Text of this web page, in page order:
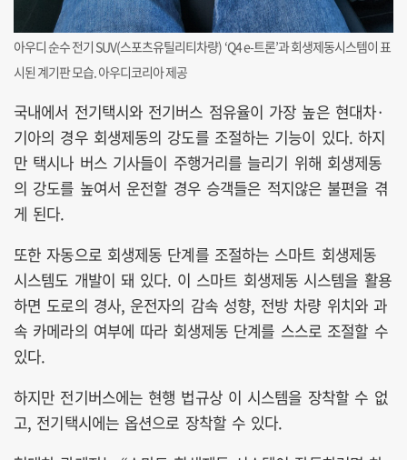
아우디 순수 전기 SUV(스포츠유틸리티차량) ‘Q4 e-트론’과 회생제동시스템이 표
시된 계기판 모습. 아우디코리아 제공
국내에서 전기택시와 전기버스 점유율이 가장 높은 현대차·
기아의 경우 회생제동의 강도를 조절하는 기능이 있다. 하지
만 택시나 버스 기사들이 주행거리를 늘리기 위해 회생제동
의 강도를 높여서 운전할 경우 승객들은 적지않은 불편을 겪
게 된다.
또한 자동으로 회생제동 단계를 조절하는 스마트 회생제동
시스템도 개발이 돼 있다. 이 스마트 회생제동 시스템을 활용
하면 도로의 경사, 운전자의 감속 성향, 전방 차량 위치와 과
속 카메라의 여부에 따라 회생제동 단계를 스스로 조절할 수
있다.
하지만 전기버스에는 현행 법규상 이 시스템을 장착할 수 없
고, 전기택시에는 옵션으로 장착할 수 있다.